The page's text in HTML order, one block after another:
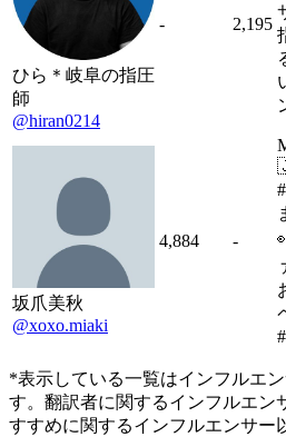
ひら＊岐阜の指圧
師
@hiran0214
- 2,195
坂爪美秋
@xoxo.miaki
4,884 -
*表示している一覧はインフルエ
す。翻訳者に関するインフルエン
すすめに関するインフルエンサー